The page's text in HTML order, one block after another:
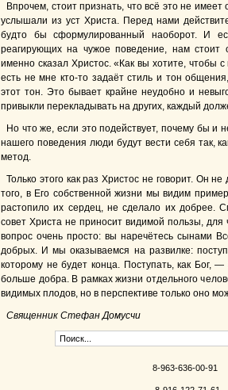
Впрочем, стоит признать, что всё это не
услышали из уст Христа. Перед нами
будто бы сформулированный наоборот. И
реагирующих на чужое поведение, нам стоит
именно сказал Христос. «Как вы хотите, чтобы
есть не мне кто-то задаёт стиль и тон
этот тон. Это бывает крайне неудобно и
привыкли перекладывать на других, каждый
Но что же, если это подействует, почему бы и
нашего поведения люди будут вести себя так,
метод.
Только этого как раз Христос не говорит. Он
того, в Его собственной жизни мы видим
растопило их сердец, не сделало их добрее.
совет Христа не приносит видимой пользы, для
вопрос очень просто: вы наречётесь сынами
добрых. И мы оказываемся на развилке:
которому не будет конца. Поступать, как Бог,
больше добра. В рамках жизни отдельного
видимых плодов, но в перспективе только оно
Священник Стефан Домусчи
8-963-636-00-91